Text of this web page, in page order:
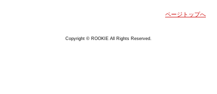
ページトップへ
Copyright © ROOKIE All Rights Reserved.